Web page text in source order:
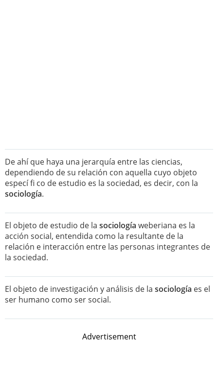
De ahí que haya una jerarquía entre las ciencias,
dependiendo de su relación con aquella cuyo objeto
especí fi co de estudio es la sociedad, es decir, con la
sociología.
El objeto de estudio de la sociología weberiana es la
acción social, entendida como la resultante de la
relación e interacción entre las personas integrantes de
la sociedad.
El objeto de investigación y análisis de la sociología es el
ser humano como ser social.
Advertisement